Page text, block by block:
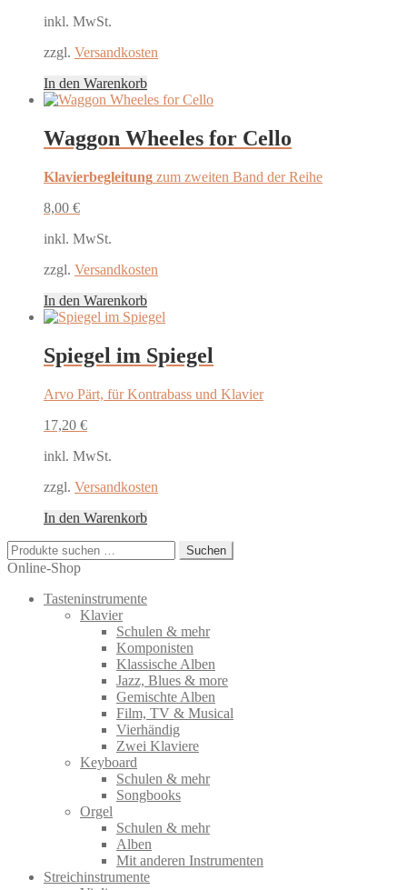
inkl. MwSt.
zzgl. Versandkosten
In den Warenkorb
Waggon Wheeles for Cello
Klavierbegleitung zum zweiten Band der Reihe
8,00 €
inkl. MwSt.
zzgl. Versandkosten
In den Warenkorb
Spiegel im Spiegel
Arvo Pärt, für Kontrabass und Klavier
17,20 €
inkl. MwSt.
zzgl. Versandkosten
In den Warenkorb
Suchen
nach:
Suchen
Online-Shop
Tasteninstrumente
Klavier
Schulen & mehr
Komponisten
Klassische Alben
Jazz, Blues & more
Gemischte Alben
Film, TV & Musical
Vierhändig
Zwei Klaviere
Keyboard
Schulen & mehr
Songbooks
Orgel
Schulen & mehr
Alben
Mit anderen Instrumenten
Streichinstrumente